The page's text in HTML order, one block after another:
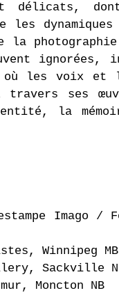
délicats,
les
ignorées,
les voix et
ses
la
Imago /
Winnipeg MB
Sackville
Moncton NB